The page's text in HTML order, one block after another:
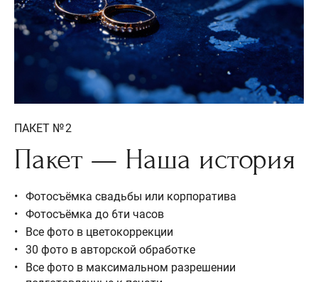
ПАКЕТ № 2
Пакет — Наша история
Фотосъёмка свадьбы или корпоратива
Фотосъёмка до 6ти часов
Все фото в цветокоррекции
30 фото в авторской обработке
Все фото в максимальном разрешении